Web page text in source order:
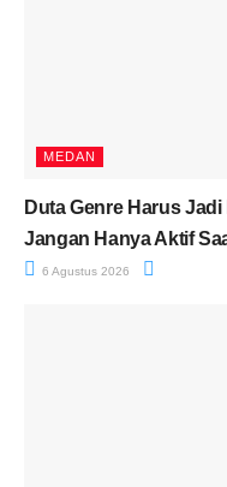
MEDAN
Duta Genre Harus
Jangan Hanya Aktif
6 Agustus 2026